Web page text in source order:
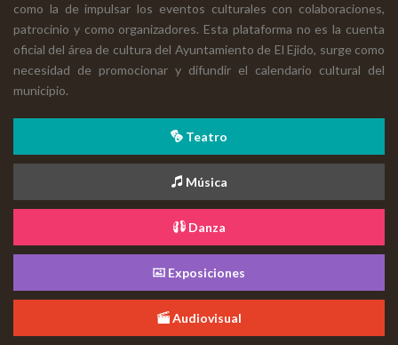
como la de impulsar los eventos culturales con colaboraciones,
patrocinio y como organizadores. Esta plataforma no es la cuenta
oficial del área de cultura del Ayuntamiento de El Ejido, surge como
necesidad de promocionar y difundir el calendario cultural del
municipio.
Teatro
Música
Danza
Exposiciones
Audiovisual